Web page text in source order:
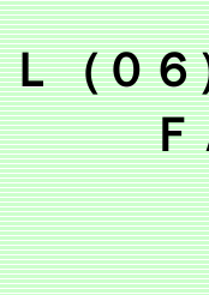
）６
０